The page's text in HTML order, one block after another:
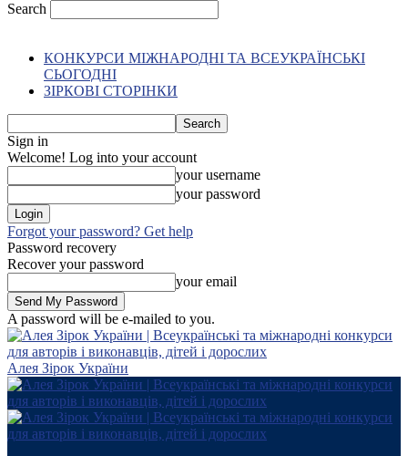
Search
КОНКУРСИ МІЖНАРОДНІ ТА ВСЕУКРАЇНСЬКІ
СЬОГОДНІ
ЗІРКОВІ СТОРІНКИ
Sign in
Welcome! Log into your account
your username
your password
Forgot your password? Get help
Password recovery
Recover your password
your email
A password will be e-mailed to you.
Алея Зірок України